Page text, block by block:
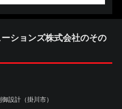
ションズ株式会社のその
設計（掛川市）